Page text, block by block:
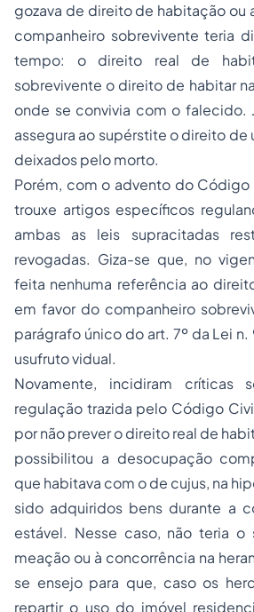
gozava de direito de habitação ou
companheiro sobrevivente teria
tempo: o direito real de
sobrevivente o direito de habitar
onde se convivia com o falecido.
assegura ao supérstite o direito de
deixados pelo morto.
Porém, com o advento do
trouxe artigos específicos
ambas as leis supracitadas
revogadas. Giza-se que, no
feita nenhuma referência ao
em favor do companheiro
parágrafo único do art. 7º da Lei
usufruto vidual.
Novamente, incidiram críticas
regulação trazida pelo Código
por não prever o direito real de
possibilitou a desocupação
que habitava com ode cujus, na
sido adquiridos bens durante a
estável. Nesse caso, não teria o
meação ou à concorrência na
se ensejo para que, caso os
repartir o uso do imóvel